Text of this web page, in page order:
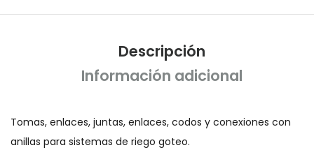
Descripción
Información adicional
Tomas, enlaces, juntas, enlaces, codos y conexiones con
anillas para sistemas de riego goteo.